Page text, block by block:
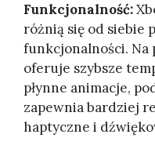
Funkcjonalność:
różnią się od siebie
funkcjonalności. Na
oferuje szybsze
płynne animacje,
zapewnia bardziej
haptyczne i